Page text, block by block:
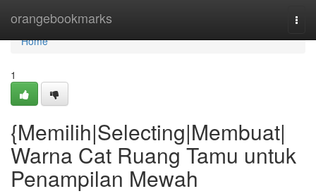
orangebookmarks
Home
Home
1
{Memilih|Selecting|Membuat|
Warna Cat Ruang Tamu untuk
Penampilan Mewah